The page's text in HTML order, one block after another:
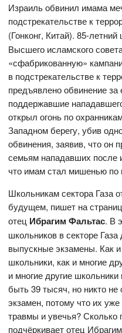
Израиль обвинил имама
подстрекательстве к
(Гонконг, Китай). 85-летний
Высшего исламского
«сфабрикованную»
в подстрекательстве к
предъявлено обвинение
поддержавшие
открыл огонь по
Западном берегу, убив
обвинения, заявив, что он
семьям нападавших после
что имам стал мишенью по
Школьникам сектора Газа
будущем, пишет на
отец Ибрагим Фальтас. В
школьников в секторе
выпускные экзамены. Как
школьники, как и многие
и многие другие
быть 39 тысяч, но никто не
экзамен, потому что их
травмы и увечья? Сколько
подчёркивает отец